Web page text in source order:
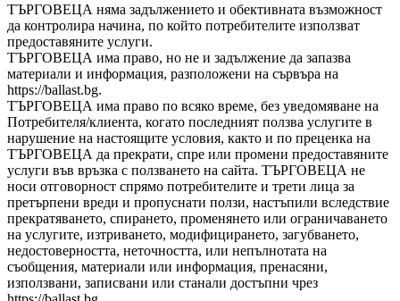
ТЪРГОВЕЦА няма задължението и обективната възможност
да контролира начина, по който потребителите използват
предоставяните услуги.
ТЪРГОВЕЦА има право, но не и задължение да запазва
материали и информация, разположени на сървъра на
https://ballast.bg.
ТЪРГОВЕЦА има право по всяко време, без уведомяване на
Потребителя/клиента, когато последният ползва услугите в
нарушение на настоящите условия, както и по преценка на
ТЪРГОВЕЦА да прекрати, спре или промени предоставяните
услуги във връзка с ползването на сайта. ТЪРГОВЕЦА не
носи отговорност спрямо потребителите и трети лица за
претърпени вреди и пропуснати ползи, настъпили вследствие
прекратяването, спирането, променянето или ограничаването
на услугите, изтриването, модифицирането, загубването,
недостоверността, неточността, или непълнотата на
съобщения, материали или информация, пренасяни,
използвани, записвани или станали достъпни чрез